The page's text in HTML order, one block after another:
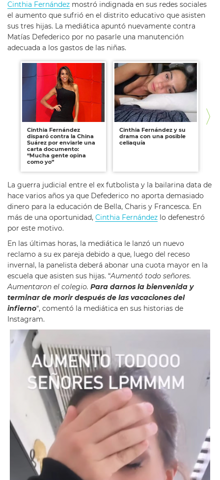
Cinthia Fernández mostró indignada en sus redes sociales
el aumento que sufrió en el distrito educativo que asisten
sus tres hijas. La mediática apuntó nuevamente contra
Matías Defederico por no pasarle una manutención
adecuada a los gastos de las niñas.
Cinthia Fernández
disparó contra la China
Suárez por enviarle una
carta documento:
“Mucha gente opina
como yo”
Cinthia Fernández y su
drama con una posible
celiaquía
La guerra judicial entre el ex futbolista y la bailarina data de
hace varios años ya que Defederico no aporta demasiado
dinero para la educación de Bella, Charis y Francesca. En
más de una oportunidad, Cinthia Fernández lo defenestró
por este motivo.
En las últimas horas, la mediática le lanzó un nuevo
reclamo a su ex pareja debido a que, luego del receso
invernal, la panelista deberá abonar una cuota mayor en la
escuela que asisten sus hijas. “Aumentó todo señores.
Aumentaron el colegio. Para darnos la bienvenida y
terminar de morir después de las vacaciones del
infierno“, comentó la mediática en sus historias de
Instagram.